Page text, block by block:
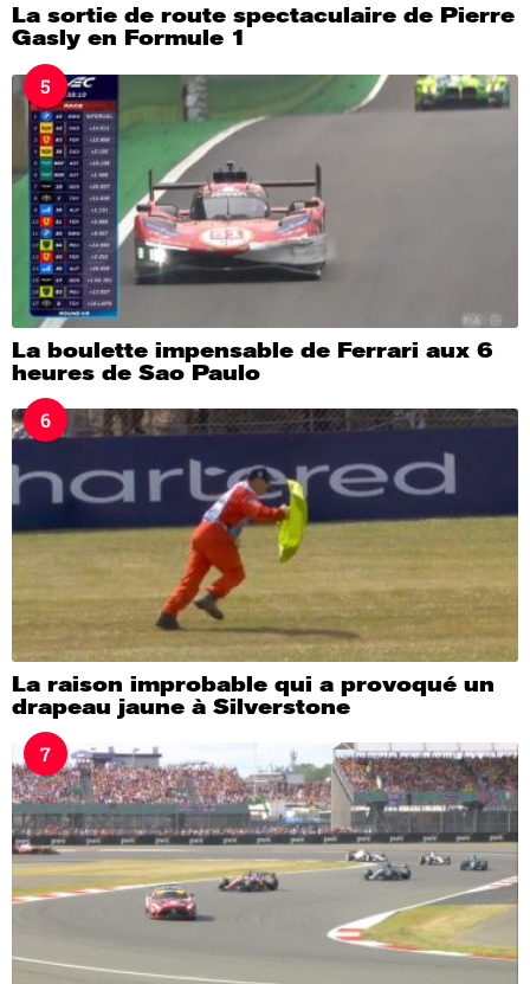
La sortie de route spectaculaire de Pierre
Gasly en Formule 1
5
La boulette impensable de Ferrari aux 6
heures de Sao Paulo
6
La raison improbable qui a provoqué un
drapeau jaune à Silverstone
7